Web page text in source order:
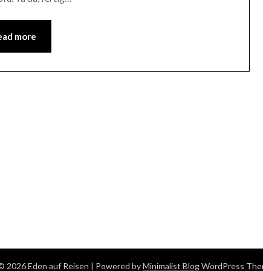
more
2026 Eden auf Reisen | Powered byMinimalist BlogWordPress